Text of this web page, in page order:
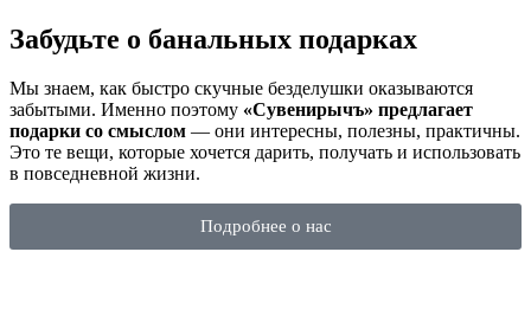
Забудьте о банальных подарках
Мы знаем, как быстро скучные безделушки оказываются
забытыми. Именно поэтому «Сувенирычъ» предлагает
подарки со смыслом — они интересны, полезны, практичны.
Это те вещи, которые хочется дарить, получать и использовать
в повседневной жизни.
Подробнее о нас